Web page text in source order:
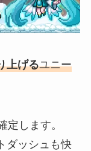
上げるユニー
定します。
ダッシュも快